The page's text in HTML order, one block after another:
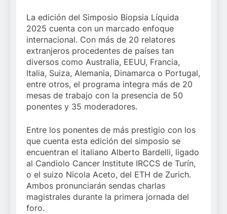
La edición del Simposio Biopsia Líquida
2025 cuenta con un marcado enfoque
internacional. Con más de 20 relatores
extranjeros procedentes de países tan
diversos como Australia, EEUU, Francia,
Italia, Suiza, Alemania, Dinamarca o Portugal,
entre otros, el programa integra más de 20
mesas de trabajo con la presencia de 50
ponentes y 35 moderadores.
Entre los ponentes de más prestigio con los
que cuenta esta edición del simposio se
encuentran el italiano Alberto Bardelli, ligado
al Candiolo Cancer Institute IRCCS de Turín,
o el suizo Nicola Aceto, del ETH de Zurich.
Ambos pronunciarán sendas charlas
magistrales durante la primera jornada del
foro.